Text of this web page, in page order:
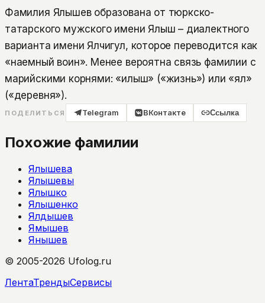
Фамилия Ялышев образована от тюркско-
татарского мужского имени Ялыш – диалектного
варианта имени Ялчигул, которое переводится как
«наемный воин». Менее вероятна связь фамилии с
марийскими корнями: «илыш» («жизнь») или «ял»
(«деревня»).
ПОДЕЛИТЬСЯ Telegram ВКонтакте Ссылка
Похожие фамилии
Ялышева
Ялышевы
Ялышко
Ялышенко
Ялдышев
Ямышев
Янышев
© 2005-2026 Ufolog.ru
ЛентаТрендыСервисы